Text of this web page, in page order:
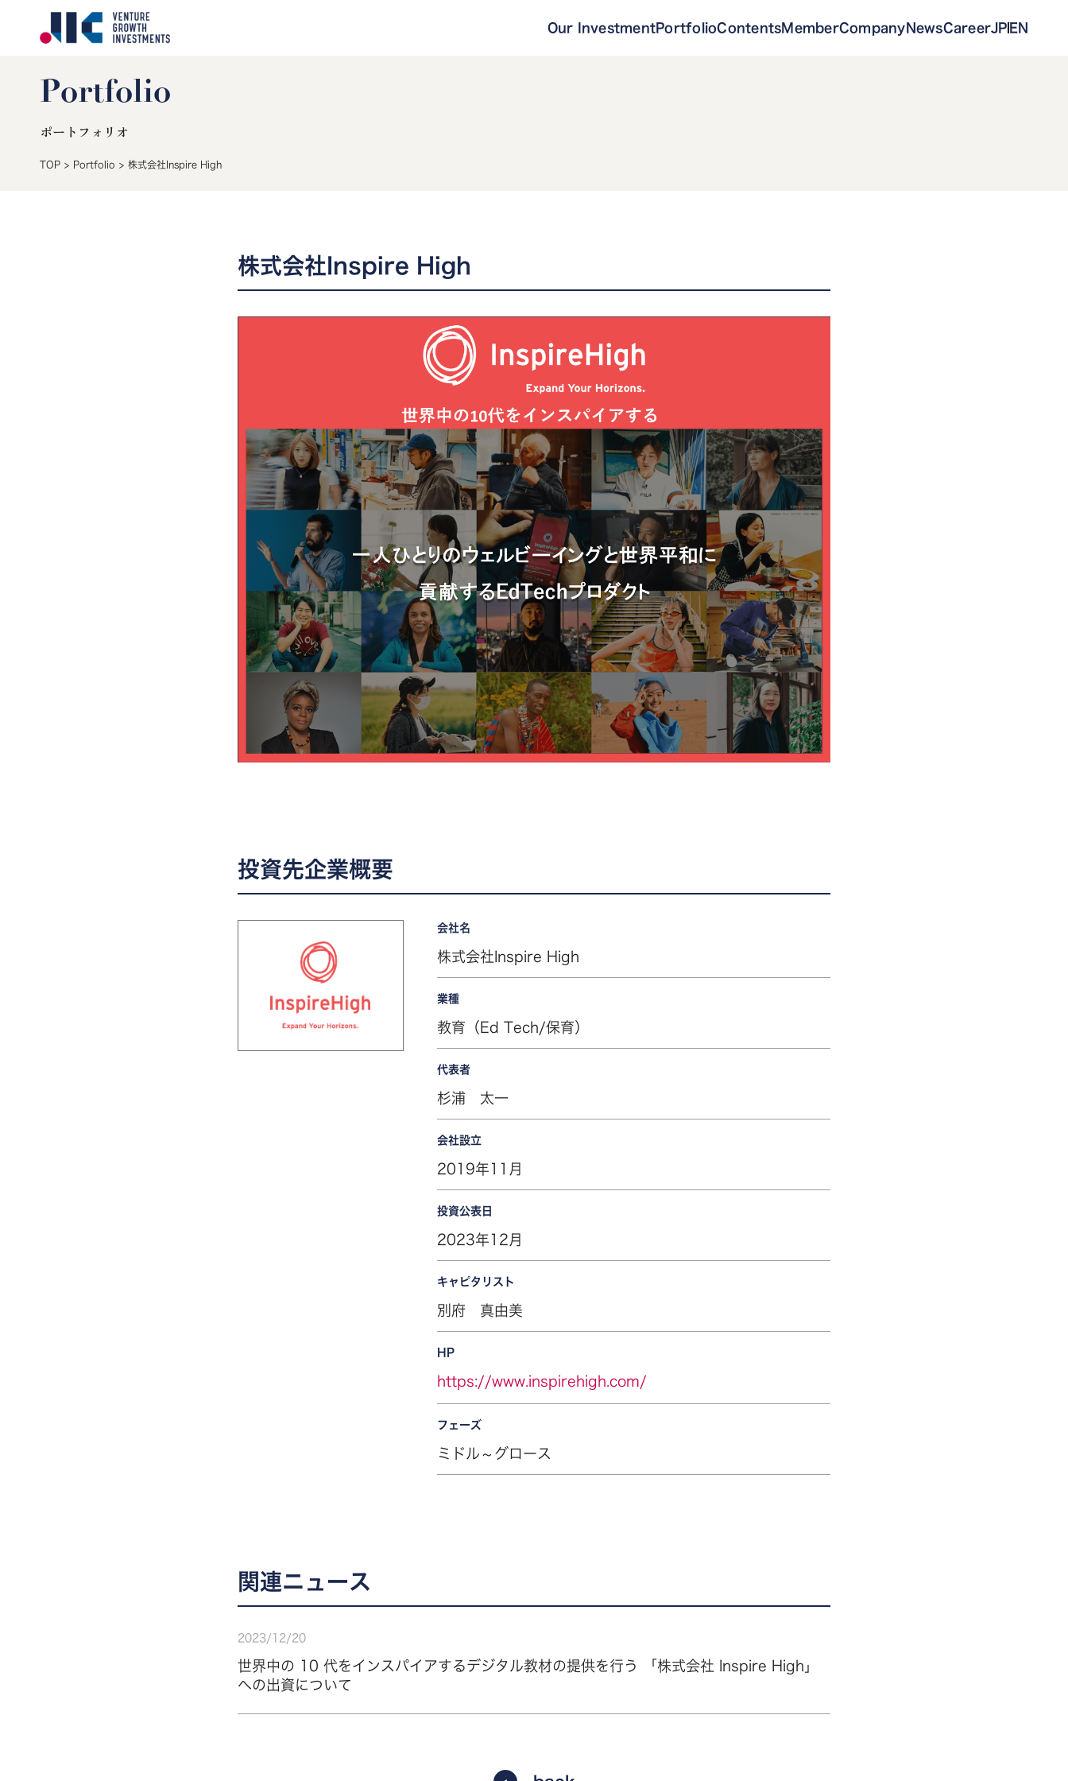
Our InvestmentPortfolioContentsMemberCompanyNewsCareerJP EN
Portfolio
ポートフォリオ
TOP > Portfolio > 株式会社Inspire High
株式会社Inspire High
投資先企業概要
会社名
株式会社Inspire High
業種
教育（Ed Tech/保育）
代表者
杉浦 太一
会社設立
2019年11月
投資公表日
2023年12月
キャピタリスト
別府 真由美
HP
https://www.inspirehigh.com/
フェーズ
ミドル～グロース
関連ニュース
2023 / 12 /20
世界中の 10 代をインスパイアするデジタル教材の提供を行う 「株式会社 Inspire High」
への出資について